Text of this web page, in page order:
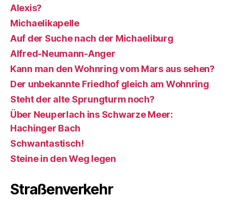
Alexis?
Michaelikapelle
Auf der Suche nach der Michaeliburg
Alfred-Neumann-Anger
Kann man den Wohnring vom Mars aus sehen?
Der unbekannte Friedhof gleich am Wohnring
Steht der alte Sprungturm noch?
Über Neuperlach ins Schwarze Meer:
Hachinger Bach
Schwantastisch!
Steine in den Weg legen
Straßenverkehr